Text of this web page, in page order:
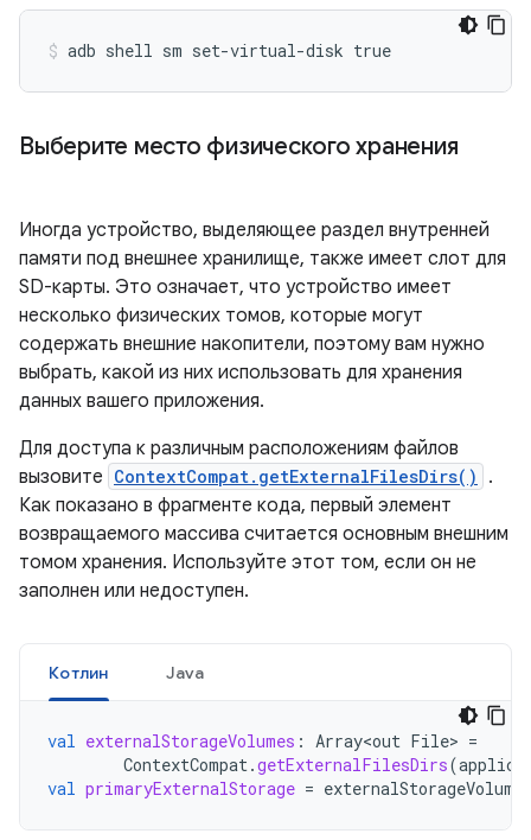
Выберите место физического хранения
Иногда устройство, выделяющее раздел внутренней
памяти под внешнее хранилище, также имеет слот для
SD-карты. Это означает, что устройство имеет
несколько физических томов, которые могут
содержать внешние накопители, поэтому вам нужно
выбрать, какой из них использовать для хранения
данных вашего приложения.
Для доступа к различным расположениям файлов
вызовите ContextCompat.getExternalFilesDirs()
.
Как показано в фрагменте кода, первый элемент
возвращаемого массива считается основным внешним
томом хранения. Используйте этот том, если он не
заполнен или недоступен.
Котлин Java
val externalStorageVolumes : Array<out File> =
ContextCompat.getExternalFilesDirs(
val primaryExternalStorage =